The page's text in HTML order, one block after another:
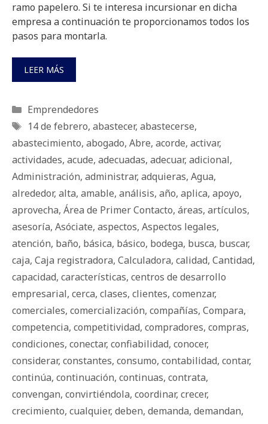
ramo papelero. Si te interesa incursionar en dicha
empresa a continuación te proporcionamos todos los
pasos para montarla.
LEER MÁS
Categorías
Emprendedores
Etiquetas
14 de febrero, abastecer, abastecerse,
abastecimiento, abogado, Abre, acorde, activar,
actividades, acude, adecuadas, adecuar, adicional,
Administración, administrar, adquieras, Agua,
alrededor, alta, amable, análisis, año, aplica, apoyo,
aprovecha, Área de Primer Contacto, áreas, artículos,
asesoría, Asóciate, aspectos, Aspectos legales,
atención, baño, básica, básico, bodega, busca, buscar,
caja, Caja registradora, Calculadora, calidad, Cantidad,
capacidad, características, centros de desarrollo
empresarial, cerca, clases, clientes, comenzar,
comerciales, comercialización, compañías, Compara,
competencia, competitividad, compradores, compras,
condiciones, conectar, confiabilidad, conocer,
considerar, constantes, consumo, contabilidad, contar,
continúa, continuación, continuas, contrata,
convengan, convirtiéndola, coordinar, crecer,
crecimiento, cualquier, deben, demanda, demandan,